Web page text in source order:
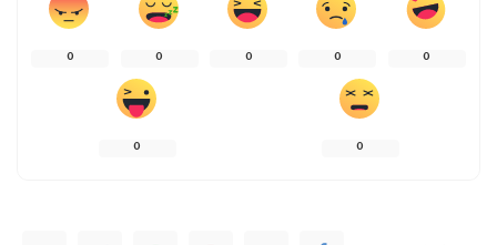
0
0
0
0
0
0
0